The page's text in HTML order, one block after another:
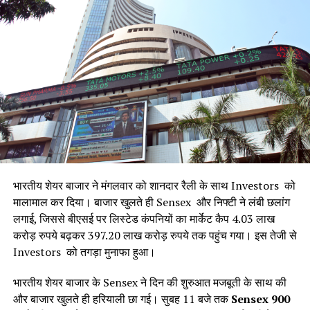
कब और कहां दिख रही है यह तेजी?
यह आंकड़े 2025 के लिए आईएमएफ के अनुमानों पर आधारित हैं, जो
पूर्वी अफ्रीका में, गुयाना दक्षिण अमेरिका के उत्तरी तट पर, लीबिया उत्तरी
अफ्रीका में, सेनेगल पश्चिम अफ्रीका में, और पलाउ प्रशांत महासागर में
स्थित है। इन देशों की भौगोलिक स्थिति और संसाधन उनकी तेजी का
आधार हैं। India, जो एशिया में एक विशाल बाजार और आबादी वाला देश है,
इन छोटे देशों से प्रतिशत वृद्धि में पीछे रह सकता है, लेकिन इसका कुल
आर्थिक आकार इनसे कहीं बड़ा है।
रूस के पास अतिरिक्त तेल उपलब्ध होने की एक बड़ी वजह यह भी है कि
यूक्रेन ने रूसी तेल कारखानों पर ड्रोन हमले किए हैं। इन हमलों के कारण
रूस में तेल की खपत कम हो गई है और वह अपने तेल को वैश्विक बाजार में
बेचने को मजबूर हो गया है। नतीजतन, रूस भारत को सस्ती दरों पर अधिक
मात्रा में तेल की आपूर्ति कर रहा है।
कितना तेल खरीदा भारत ने?
भारतीय शेयर बाजार ने मंगलवार को शानदार रैली के साथ Investors को
मालामाल कर दिया। बाजार खुलते ही Sensex और निफ्टी ने लंबी छलांग
लगाई, जिससे बीएसई पर लिस्टेड कंपनियों का मार्केट कैप 4.03 लाख
करोड़ रुपये बढ़कर 397.20 लाख करोड़ रुपये तक पहुंच गया। इस तेजी से
Investors को तगड़ा मुनाफा हुआ।
भारतीय शेयर बाजार के Sensex ने दिन की शुरुआत मजबूती के साथ की
और बाजार खुलते ही हरियाली छा गई। सुबह 11 बजे तकSensex 900